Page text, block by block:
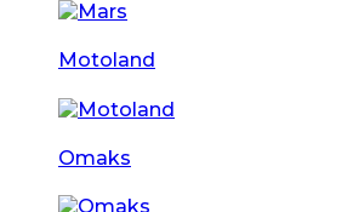
Motoland
Omaks